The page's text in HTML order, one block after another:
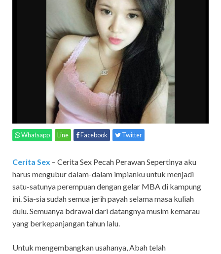
Whatsapp Line Facebook Twitter
Cerita Sex – Cerita Sex Pecah Perawan Sepertinya aku
harus mengubur dalam-dalam impianku untuk menjadi
satu-satunya perempuan dengan gelar MBA di kampung
ini. Sia-sia sudah semua jerih payah selama masa kuliah
dulu. Semuanya bdrawal dari datangnya musim kemarau
yang berkepanjangan tahun lalu.
Untuk mengembangkan usahanya, Abah telah